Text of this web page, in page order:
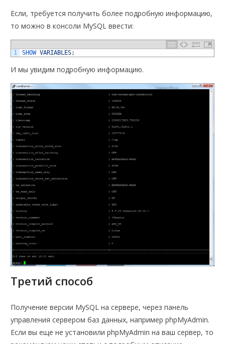
Если, требуется получить более подробную информацию,
то можно в консоли MySQL ввести:
1 SHOW VARIABLES;
И мы увидим подробную информацию.
Третий способ
Получение версии MySQL на сервере, через панель
управления сервером баз данных, например phpMyAdmin.
Если вы еще не установили phpMyAdmin на ваш сервер, то